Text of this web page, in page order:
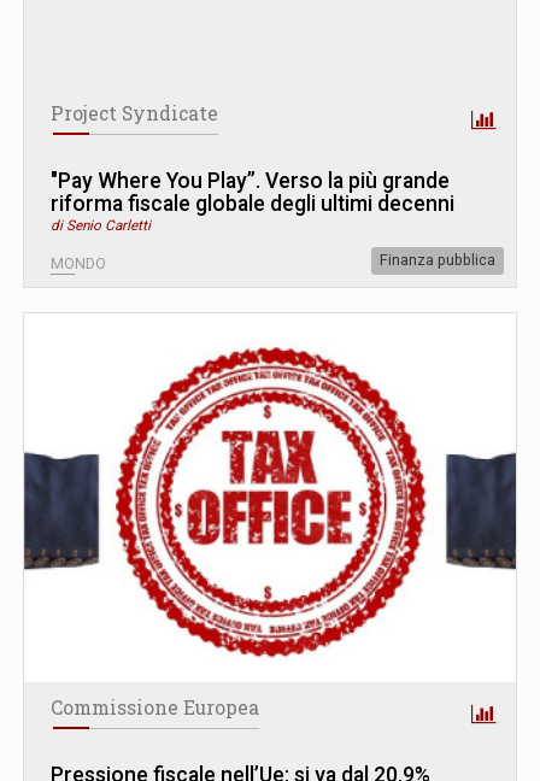
Project Syndicate
"Pay Where You Play”. Verso la più grande
riforma fiscale globale degli ultimi decenni
di Senio Carletti
MONDO Finanza pubblica
Commissione Europea
Pressione fiscale nell’Ue: si va dal 20,9%